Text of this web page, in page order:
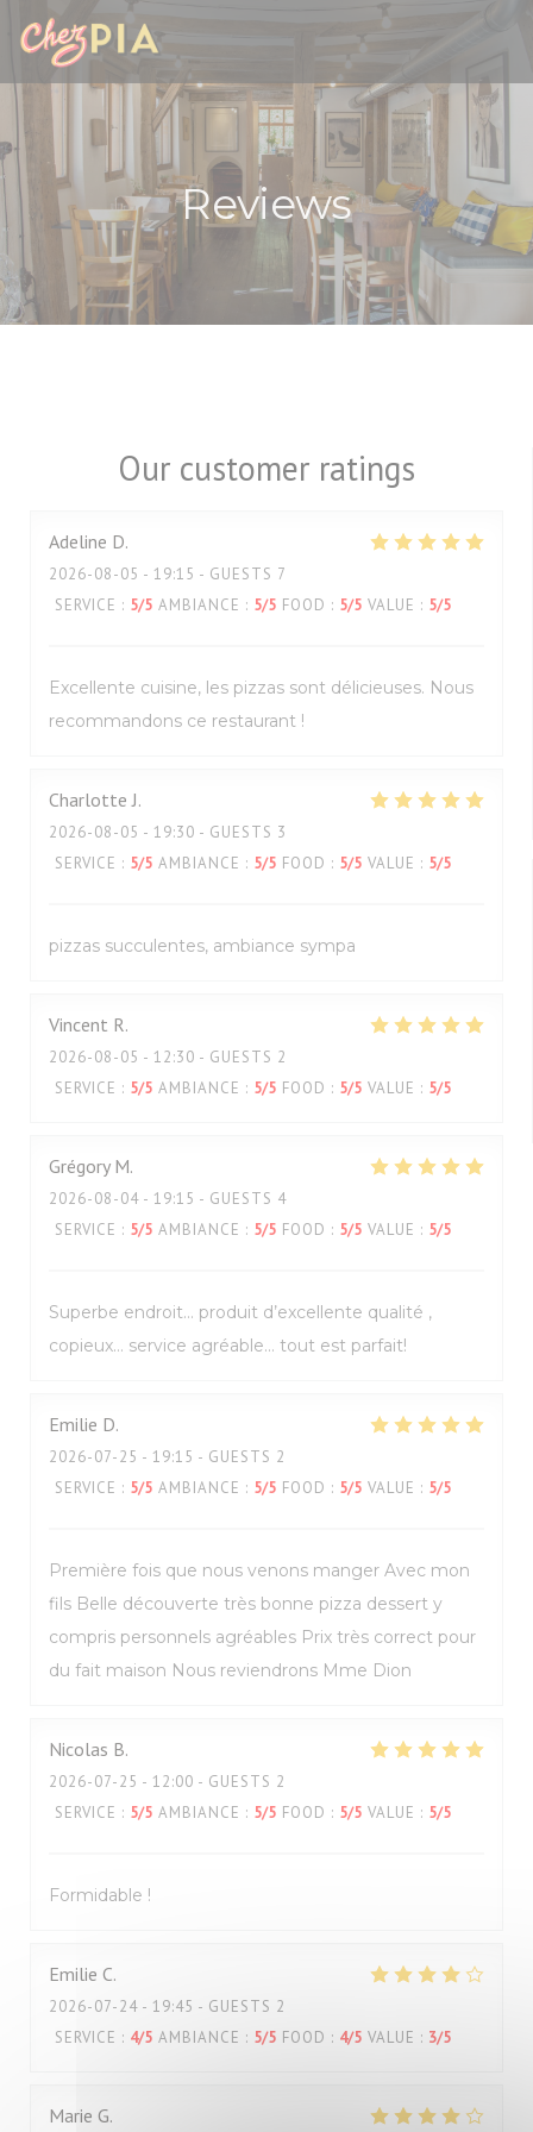
Personalizing your cookie choices
Reviews
Our customer ratings
Adeline D
2026-08-05 - 19:15 - GUESTS 7
SERVICE : 5/5 AMBIANCE : 5/5 FOOD : 5/5 VALUE : 5/5
Excellente cuisine, les pizzas sont délicieuses. Nous
recommandons ce restaurant !
Charlotte J
2026-08-05 - 19:30 - GUESTS 3
SERVICE : 5/5 AMBIANCE : 5/5 FOOD : 5/5 VALUE : 5/5
pizzas succulentes, ambiance sympa
Vincent R
2026-08-05 - 12:30 - GUESTS 2
SERVICE : 5/5 AMBIANCE : 5/5 FOOD : 5/5 VALUE : 5/5
Grégory M
2026-08-04 - 19:15 - GUESTS 4
SERVICE : 5/5 AMBIANCE : 5/5 FOOD : 5/5 VALUE : 5/5
Superbe endroit… produit d’excellente qualité ,
copieux… service agréable… tout est parfait!
Emilie D
2026-07-25 - 19:15 - GUESTS 2
SERVICE : 5/5 AMBIANCE : 5/5 FOOD : 5/5 VALUE : 5/5
Première fois que nous venons manger Avec mon
fils Belle découverte très bonne pizza dessert y
compris personnels agréables Prix très correct pour
du fait maison Nous reviendrons Mme Dion
Nicolas B
2026-07-25 - 12:00 - GUESTS 2
SERVICE : 5/5 AMBIANCE : 5/5 FOOD : 5/5 VALUE : 5/5
Formidable !
Emilie C
2026-07-24 - 19:45 - GUESTS 2
SERVICE : 4/5 AMBIANCE : 5/5 FOOD : 4/5 VALUE : 3/5
Marie G